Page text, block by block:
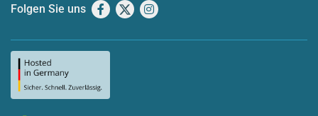
Folgen Sie uns Facebook
X Instagram